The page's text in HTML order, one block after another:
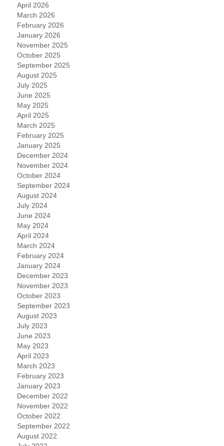
April 2026
March 2026
February 2026
January 2026
November 2025
October 2025
September 2025
August 2025
July 2025
June 2025
May 2025
April 2025
March 2025
February 2025
January 2025
December 2024
November 2024
October 2024
September 2024
August 2024
July 2024
June 2024
May 2024
April 2024
March 2024
February 2024
January 2024
December 2023
November 2023
October 2023
September 2023
August 2023
July 2023
June 2023
May 2023
April 2023
March 2023
February 2023
January 2023
December 2022
November 2022
October 2022
September 2022
August 2022